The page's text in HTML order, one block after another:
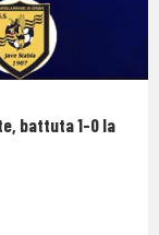
battuta 1-0 la